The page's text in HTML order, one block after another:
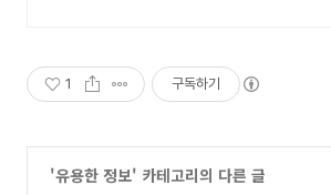
1 구독하기
'유용한 정보' 카테고리의 다른 글